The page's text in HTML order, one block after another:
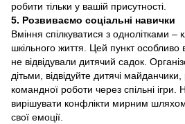
робити тільки у вашій присутності.
5. Розвиваємо соціальні навички
Вміння спілкуватися з однолітками –
шкільного життя. Цей пункт особливо
не відвідували дитячий садок.
дітьми, відвідуйте дитячі
командної роботи через спільні ігри.
вирішувати конфлікти мирним
свої емоції.